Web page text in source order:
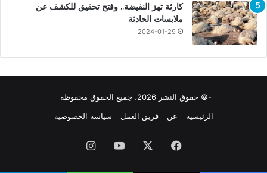
كارثة تهز النفيضة.. وفتح تحقيق للكشف عن
ملابسات الحادثة
2024-01-29
-© حقوق النشر 2026، جميع الحقوق محفوظة
الرئيسية
عن فريق العمل سياسة الخصوصية
فيسبوك يوتيوبانستقرام